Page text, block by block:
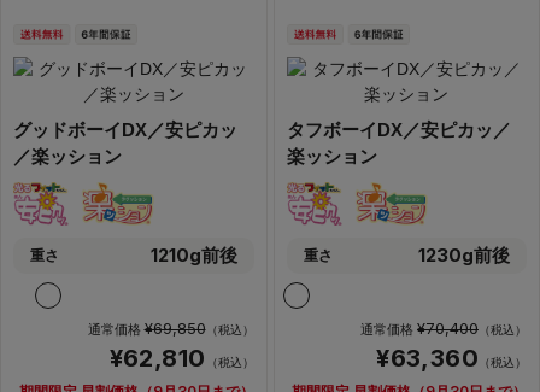
グッドボーイDX／安ピカッ
／楽ッション
重さ 1210g前後
通常価格¥69,850（税込）
¥62,810 （税込）
タフボーイDX／安ピカッ／
楽ッション
重さ 1230g前後
通常価格 ¥70,400 （税込）
¥63,360 （税込）